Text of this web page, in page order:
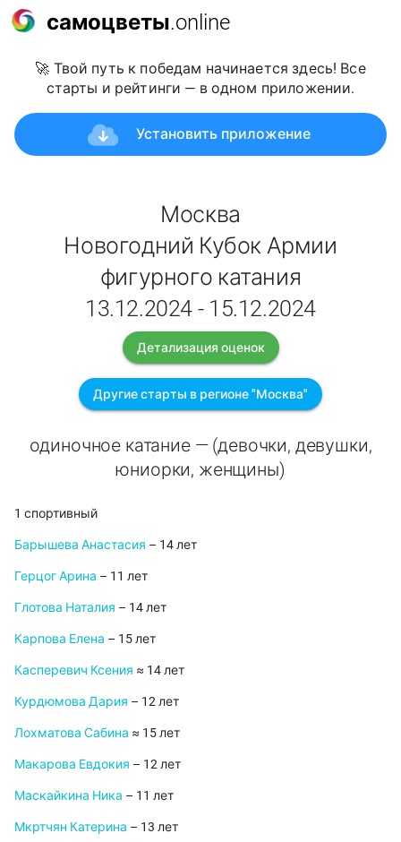
самоцветы.online
🚀 Твой путь к победам начинается здесь! Все
старты и рейтинги — в одном приложении.
Установить приложение
Москва
Новогодний Кубок Армии
фигурного катания
13.12.2024 - 15.12.2024
Детализация оценок
Другие старты в регионе "Москва"
одиночное катание — (девочки, девушки,
юниорки, женщины)
1 спортивный
Барышева Анастасия – 14 лет
Герцог Арина – 11 лет
Глотова Наталия – 14 лет
Карпова Елена – 15 лет
Касперевич Ксения ≈ 14 лет
Курдюмова Дария – 12 лет
Лохматова Сабина ≈ 15 лет
Макарова Евдокия – 12 лет
Маскайкина Ника – 11 лет
Мкртчян Катерина – 13 лет